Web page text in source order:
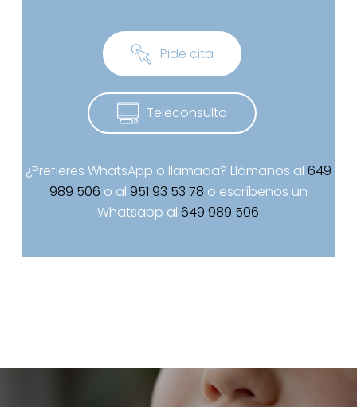
Pide cita
Teleconsulta
¿Prefieres WhatsApp o llamada? Llámanos al 649
989 506 o al 951 93 53 78 o escríbenos un
Whatsapp al649 989 506